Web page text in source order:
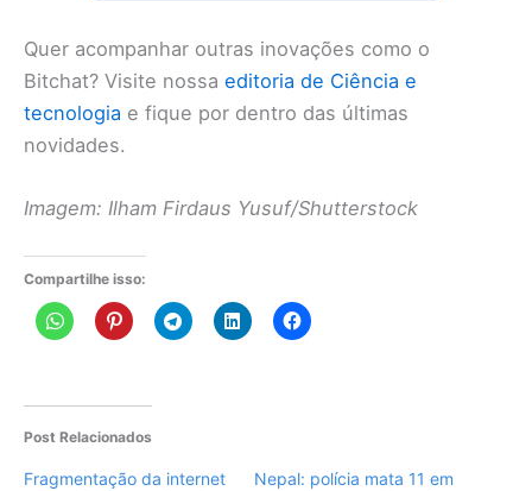
Quer acompanhar outras inovações como o
Bitchat? Visite nossa editoria de Ciência e
tecnologia e fique por dentro das últimas
novidades.
Imagem: Ilham Firdaus Yusuf/Shutterstock
Compartilhe isso:
Post Relacionados
Fragmentação da internet
Nepal: polícia mata 11 em